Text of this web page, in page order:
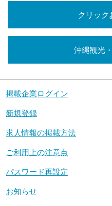
クリック
沖縄観光
掲載企業ログイン
新規登録
求人情報の掲載方法
ご利用上の注意点
パスワード再設定
お知らせ